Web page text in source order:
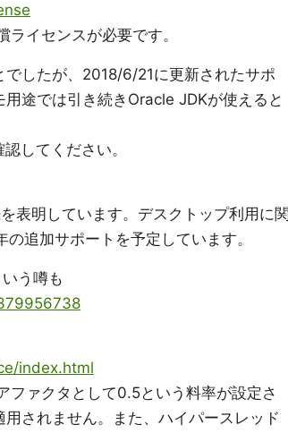
イセンスが必要です。
したが、2018/6/21に更新されたサポ
途では引き続きOracle JDKが使えると
してください。
表明しています。デスクトップ利用に
追加サポートを予定しています。
う噂も
index.html
ファクタとして0.5という料率が設定さ
されません。また、ハイパースレッド